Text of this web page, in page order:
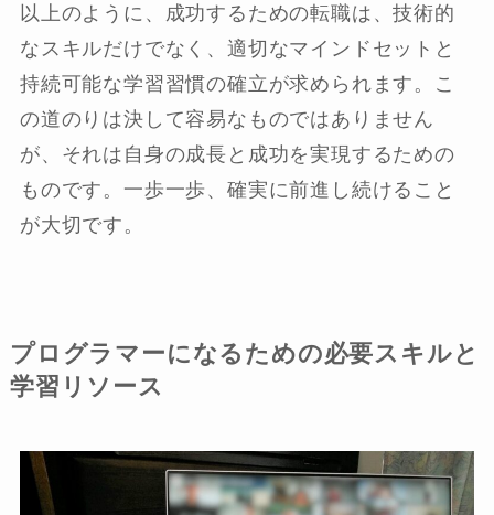
以上のように、成功するための転職は、技術的
なスキルだけでなく、適切なマインドセットと
持続可能な学習習慣の確立が求められます。こ
の道のりは決して容易なものではありません
が、それは自身の成長と成功を実現するための
ものです。一歩一歩、確実に前進し続けること
が大切です。
プログラマーになるための必要スキルと
学習リソース